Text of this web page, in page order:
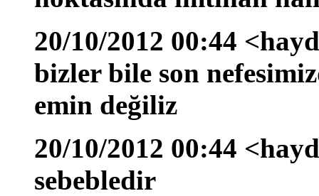
20/10/2012 00:44
bizler bile son
emin değiliz
20/10/2012 00:44
sebebledir